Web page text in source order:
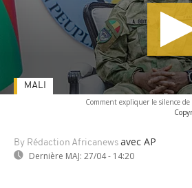
Comment expliquer le silence
By Rédaction Africanews avec AP
Dernière MAJ: 27/04 - 14:20
MALI